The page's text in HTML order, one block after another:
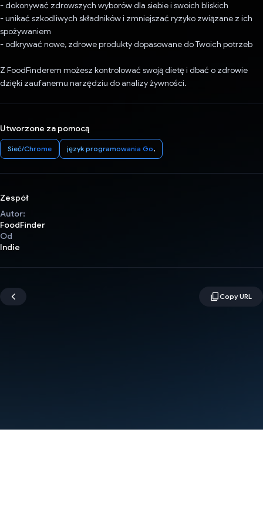
- dokonywać zdrowszych wyborów dla siebie i swoich bliskich
- unikać szkodliwych składników i zmniejszać ryzyko związane z ich
spożywaniem
- odkrywać nowe, zdrowe produkty dopasowane do Twoich potrzeb
Z FoodFinderem możesz kontrolować swoją dietę i dbać o zdrowie
dzięki zaufanemu narzędziu do analizy żywności.
Utworzone za pomocą
Sieć/Chrome język programowania Go,
Zespół
Autor:
FoodFinder
Od
Indie